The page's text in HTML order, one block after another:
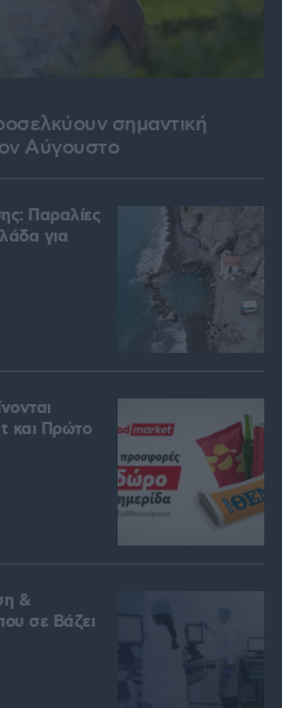
σημαντική
Αύγουστο
Παραλίες
για
και Πρώτο
&
σε Bάζει